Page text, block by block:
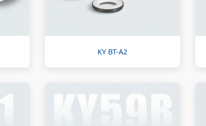
KY BT-A2